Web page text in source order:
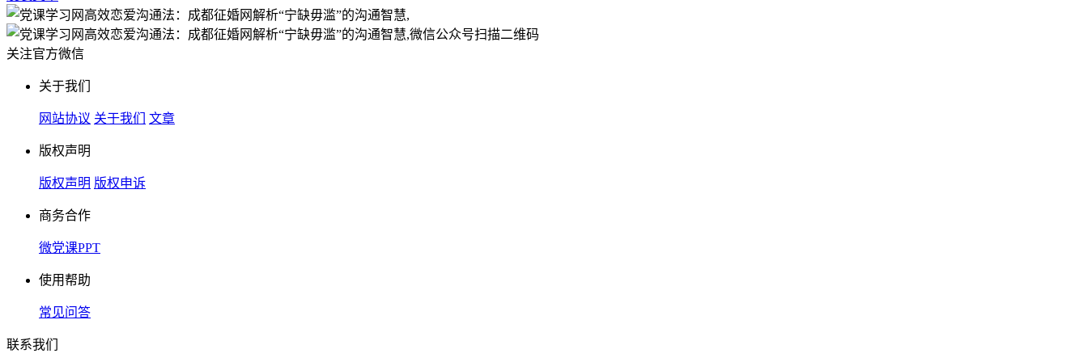
扫描二维码
关注官方微信
关于我们
网站协议 关于我们 文章
版权声明
版权声明 版权申诉
商务合作
微党课PPT
使用帮助
常见问答
联系我们